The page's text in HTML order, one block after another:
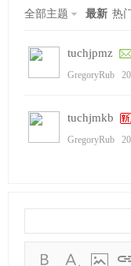
全部主题 最新 热
tuchjpmz
GregoryRub
tuchjmkb
GregoryRub